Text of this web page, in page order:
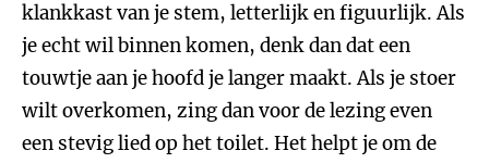
klankkast van je stem, letterlijk en figuurlijk. Als
je echt wil binnen komen, denk dan dat een
touwtje aan je hoofd je langer maakt. Als je stoer
wilt overkomen, zing dan voor de lezing even
een stevig lied op het toilet. Het helpt je om de